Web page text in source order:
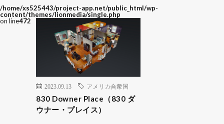
/home/xs525443/project-app.net/public_html/wp-
content/themes/lionmedia/single.php
on line472
2023.09.13 アメリカ合衆国
830 Downer Place（830 ダ
ウナー・プレイス）